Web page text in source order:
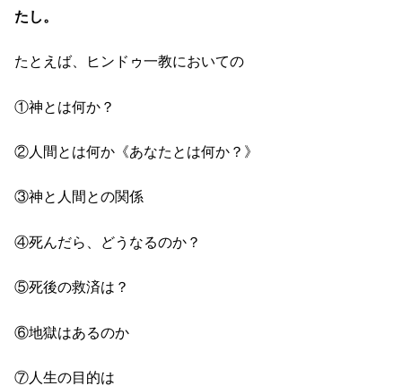
たし。
たとえば、ヒンドゥ一教においての
①神とは何か？
②人間とは何か《あなたとは何か？》
③神と人間との関係
④死んだら、どうなるのか？
⑤死後の救済は？
⑥地獄はあるのか
⑦人生の目的は